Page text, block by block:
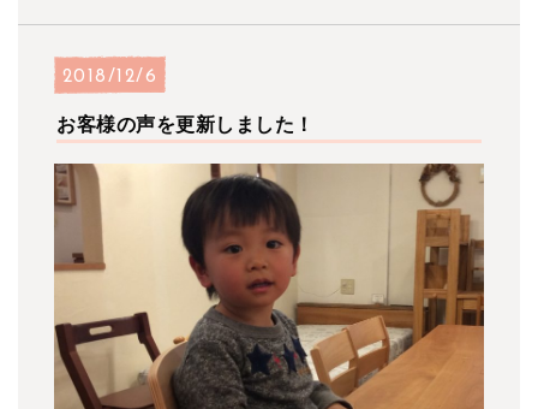
2018/12/6
お客様の声を更新しました！